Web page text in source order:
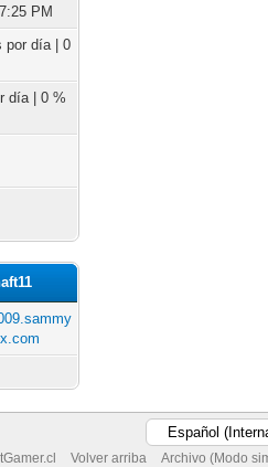
PM
por día | 0
día | 0 %
Volver arriba
Archivo (Modo